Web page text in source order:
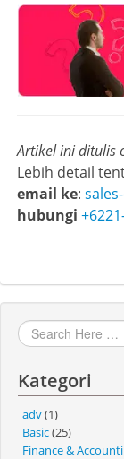
Artikel ini ditulis
Lebih detail
email ke:
hubungi
Kategori
adv(1)
Basic(25)
Finance &